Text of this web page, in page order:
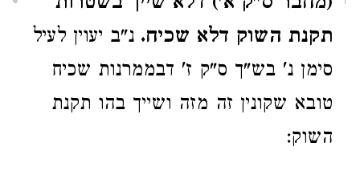
תקנת השוק דלא שכיח. נ"ב יעוין לעיל
סימן נ' בש"ך ס"ק ז' דבממרנות שכיח
טובא שקונין זה מזה ושייך בהו תקנת
השוק: